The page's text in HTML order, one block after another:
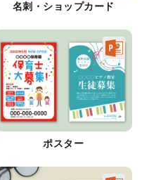
名刺・ショップカード
ポスター